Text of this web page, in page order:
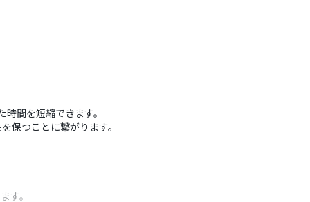
間を短縮できます。
保つことに繋がります。
す。